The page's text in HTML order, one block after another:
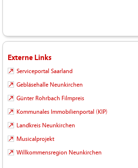
Externe Links
Serviceportal Saarland
Gebläsehalle Neunkirchen
Günter Rohrbach Filmpreis
Kommunales Immobilienportal (KIP)
Landkreis Neunkirchen
Musicalprojekt
Willkommensregion Neunkirchen